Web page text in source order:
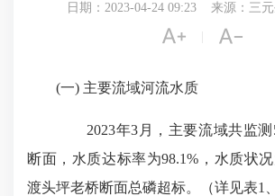
日期：2023-04-24 09:23 来源：三
 
(一) 主要流域河流水质
2023年3月，主要流域共监测
断面，水质达标率为98.1%，水质状
渡头坪老桥断面总磷超标。（详见表1